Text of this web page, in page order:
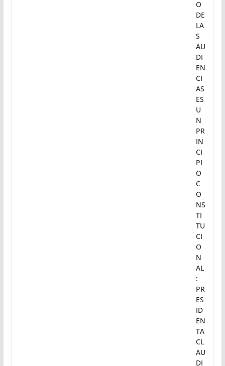
NS
UR
A;
EL
DE
RE
CH
O
DE
LA
S
AU
DI
EN
CI
AS
ES
U
N
PR
IN
CI
PI
O
C
O
NS
TI
TU
CI
O
N
AL
: